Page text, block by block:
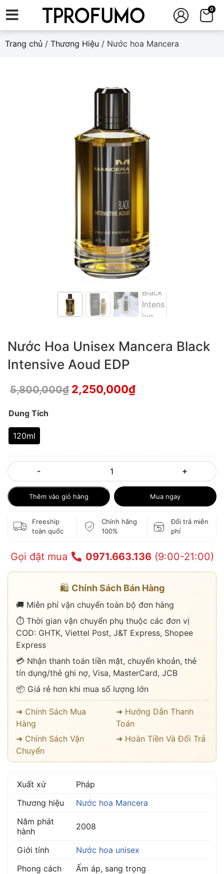
0
Trang chủ / Thương Hiệu / Nước hoa Mancera
Nước Hoa Unisex Mancera Black
Intensive Aoud EDP
5,800,000₫ 2,250,000₫
Dung Tích
120ml
- +
Thêm vào giỏ hàng Mua ngay
Freeship
toàn quốc
Chính hãng
100%
Đổi trả miễn
phí
Gọi đặt mua 0971.663.136(9:00-21:00)
🛍️ Chính Sách Bán Hàng
🚚 Miễn phí vận chuyển toàn bộ đơn hàng
⏱️ Thời gian vận chuyển phụ thuộc các đơn vị
COD: GHTK, Viettel Post, J&T Express, Shopee
Express
💳 Nhận thanh toán tiền mặt, chuyển khoản, thẻ
tín dụng/thẻ ghi nợ, Visa, MasterCard, JCB
📦 Giá rẻ hơn khi mua số lượng lớn
➜ Chính Sách Mua
Hàng
➜ Hướng Dẫn Thanh
Toán
➜ Chính Sách Vận
Chuyển
➜ Hoàn Tiền Và Đổi Trả
Xuất xứ
Pháp
Thương hiệu
Nước hoa Mancera
Năm phát
hành
2008
Giới tính
Nước hoa unisex
Phong cách
Ấm áp, sang trọng